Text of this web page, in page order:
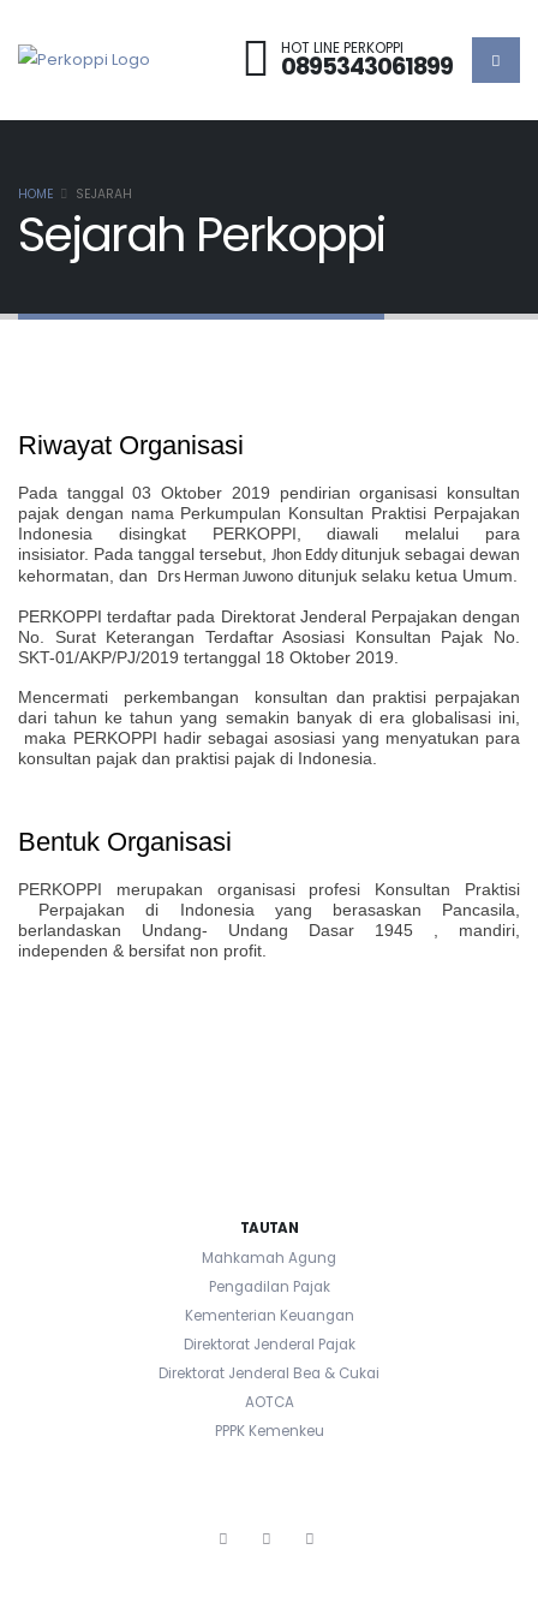
HOT LINE PERKOPPI
0895343061899
HOME SEJARAH
Sejarah Perkoppi
Riwayat Organisasi
Pada tanggal 03 Oktober 2019 pendirian organisasi konsultan
pajak dengan nama Perkumpulan Konsultan Praktisi Perpajakan
Indonesia disingkat PERKOPPI, diawali melalui para
insisiator. Pada tanggal tersebut, Jhon Eddy ditunjuk sebagai dewan
kehormatan, dan Drs Herman Juwono ditunjuk selaku ketua Umum.
PERKOPPI terdaftar pada Direktorat Jenderal Perpajakan dengan
No. Surat Keterangan Terdaftar Asosiasi Konsultan Pajak No.
SKT-01/AKP/PJ/2019 tertanggal 18 Oktober 2019.
Mencermati perkembangan konsultan dan praktisi perpajakan
dari tahun ke tahun yang semakin banyak di era globalisasi ini,
maka PERKOPPI hadir sebagai asosiasi yang menyatukan para
konsultan pajak dan praktisi pajak di Indonesia.
Bentuk Organisasi
PERKOPPI merupakan organisasi profesi Konsultan Praktisi
Perpajakan di Indonesia yang berasaskan Pancasila,
berlandaskan Undang- Undang Dasar 1945 , mandiri,
independen & bersifat non profit.
TAUTAN
Mahkamah Agung
Pengadilan Pajak
Kementerian Keuangan
Direktorat Jenderal Pajak
Direktorat Jenderal Bea & Cukai
AOTCA
PPPK Kemenkeu